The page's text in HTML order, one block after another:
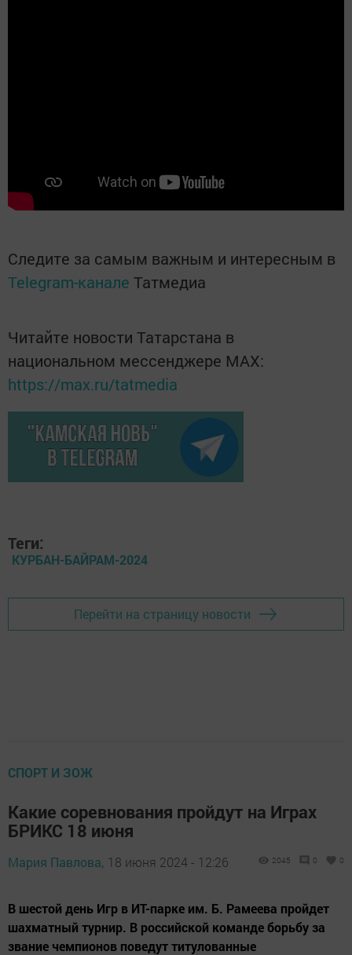
Следите за самым важным и интересным в
Telegram-канале Татмедиа
Читайте новости Татарстана в
национальном мессенджере MАХ:
https://max.ru/tatmedia
Теги:
КУРБАН-БАЙРАМ-2024
Перейти на страницу новости
СПОРТ И ЗОЖ
Какие соревнования пройдут на Играх
БРИКС 18 июня
Мария Павлова, 18 июня 2024 - 12:26 2045 0 0
В шестой день Игр в ИТ-парке им. Б. Рамеева пройдет
шахматный турнир. В российской команде борьбу за
звание чемпионов поведут титулованные